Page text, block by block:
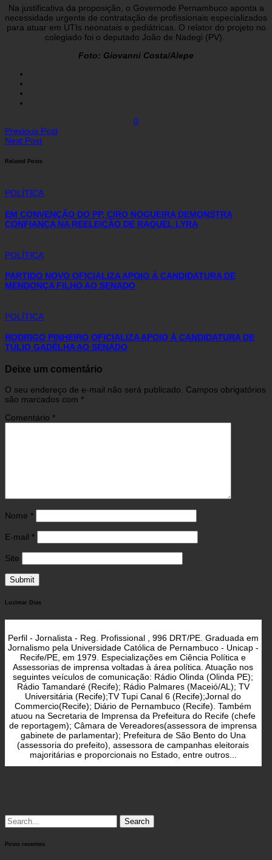
Na justificativa da proposição, o Governode Pernambuco aponta a
necessidade urgente de contratação de profissionais especializados
para atuar em UTIs neonatais e pediátricas. O relator do projeto no
colegiado foi o deputado João de Nadegi (PV).
Foto: Giovanni Costa/Alepe
0
Previous Post
Next Post
Related Posts
POLÍTICA
EM CONVENÇÃO DO PP, CIRO NOGUEIRA DEMONSTRA
CONFIANÇA NA REELEIÇÃO DE RAQUEL LYRA
POLÍTICA
PARTIDO NOVO OFICIALIZA APOIO À CANDIDATURA DE
MENDONÇA FILHO AO SENADO
POLÍTICA
RODRIGO PINHEIRO OFICIALIZA APOIO À CANDIDATURA DE
TÚLIO GADÊLHA AO SENADO
Deixe um comentário
O seu endereço de e-mail não será publicado. Campos obrigatórios
são marcados com *
Comentário *
Nome *
E-mail *
Site
Luzimar Dias
Perfil - Jornalista - Reg. Profissional , 996 DRT/PE. Graduada em
Jornalismo pela Universidade Católica de Pernambuco - Unicap -
Recife/PE, em 1979. Especializações em Ciência Política e
Assessorias de imprensa voltadas à área política. Atuação nos
seguintes veículos de comunicação: Rádio Olinda (Olinda PE);
Rádio Tamandaré (Recife); Rádio Palmares (Maceió/AL); TV
Universitária (Recife);TV Tupi Canal 6 (Recife);Jornal do
Commercio(Recife); Diário de Pernambuco (Recife). Também
atuou na Secretaria de Imprensa da Prefeitura do Recife (chefe
de reportagem); Câmara de Vereadores(assessora de imprensa
gabinete de parlamentar); Prefeitura de São Bento do Una
(assessoria do prefeito), assessora de campanhas eleitorais
majoritárias e proporcionais no Estado, entre outros...
Search
for:
Posts recentes